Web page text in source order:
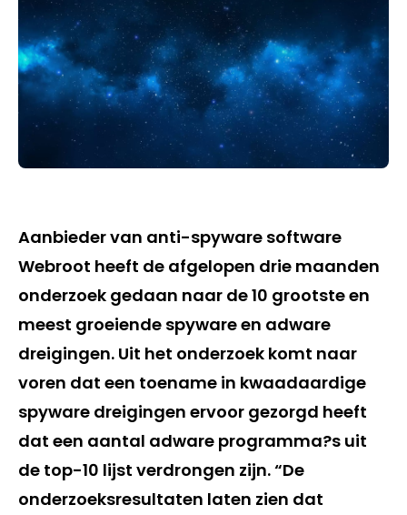
Aanbieder van anti-spyware software
Webroot heeft de afgelopen drie maanden
onderzoek gedaan naar de 10 grootste en
meest groeiende spyware en adware
dreigingen. Uit het onderzoek komt naar
voren dat een toename in kwaadaardige
spyware dreigingen ervoor gezorgd heeft
dat een aantal adware programma?s uit
de top-10 lijst verdrongen zijn. “De
onderzoeksresultaten laten zien dat